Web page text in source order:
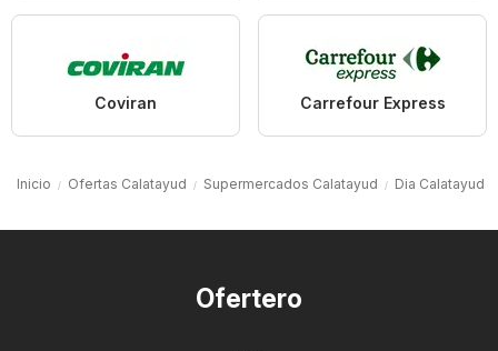
Coviran Carrefour Express
Inicio Ofertas Calatayud Supermercados Calatayud Dia Calatayud
Ofertero